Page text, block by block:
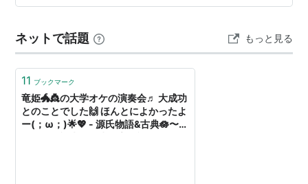
の中にレタスとパプリカとトマトとチーズが挟まってい
味しかったです。 弾いた曲はこんな感じ↓ アルルの女組
曲第2番（ビゼー） Smol…
ネットで話題 もっと見る
11 ブックマーク
竜姫🐲👸の大学オケの演奏会♬ 大成功
とのことでした🙌 ほんとによかったよ
ー(；ω；)🌟💖 - 源氏物語&古典🪷〜笑